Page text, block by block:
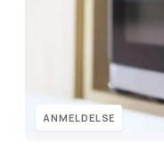
ANMELDELSE